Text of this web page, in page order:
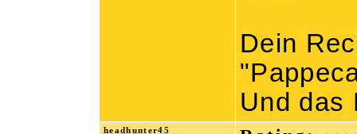
Dein
Und das
headhunter45